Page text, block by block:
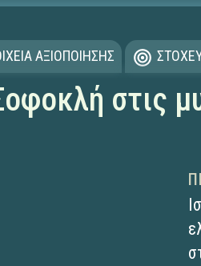
ΑΞΙΟΠΟΙΗΣΗΣ
στις